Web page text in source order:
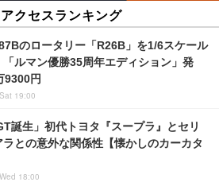
クセスランキング
のロータリー「R26B」を1/6スケール
「ルマン優勝35周年エディション」発
円
19:00
誕生」初代トヨタ『スープラ』とセリ
ラとの意外な関係性【懐かしのカーカタ
18:00